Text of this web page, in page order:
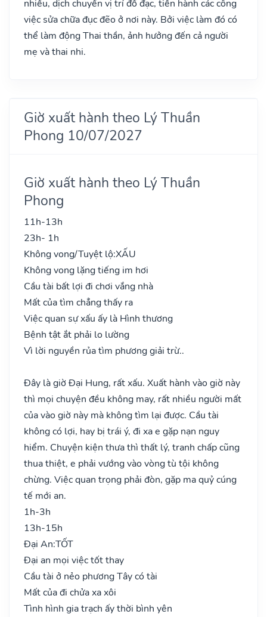
nhiều, dịch chuyển vị trí đồ đạc, tiến hành các công
việc sửa chữa đục đẽo ở nơi này. Bởi việc làm đó có
thể làm động Thai thần, ảnh hưởng đến cả người
mẹ và thai nhi.
Giờ xuất hành theo Lý Thuần
Phong 10/07/2027
Giờ xuất hành theo Lý Thuần
Phong
11h-13h
23h- 1h
Không vong/Tuyệt lộ:XẤU
Không vong lặng tiếng im hơi
Cầu tài bất lợi đi chơi vắng nhà
Mất của tìm chẳng thấy ra
Việc quan sự xấu ấy là Hình thương
Bệnh tật ắt phải lo lường
Vì lời nguyền rủa tìm phương giải trừ..
Đây là giờ Đại Hung, rất xấu. Xuất hành vào giờ này
thì mọi chuyện đều không may, rất nhiều người mất
của vào giờ này mà không tìm lại được. Cầu tài
không có lợi, hay bị trái ý, đi xa e gặp nạn nguy
hiểm. Chuyện kiện thưa thì thất lý, tranh chấp cũng
thua thiệt, e phải vướng vào vòng tù tội không
chừng. Việc quan trọng phải đòn, gặp ma quỷ cúng
tế mới an.
1h-3h
13h-15h
Đại An:TỐT
Đại an mọi việc tốt thay
Cầu tài ở nẻo phương Tây có tài
Mất của đi chửa xa xôi
Tình hình gia trạch ấy thời bình yên